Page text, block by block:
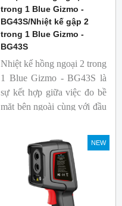
trong 1 Blue Gizmo -
BG43S/Nhiệt kế gập 2
trong 1 Blue Gizmo -
BG43S
Nhiệt kế hồng ngoại 2 trong
1 Blue Gizmo - BG43S là
sự kết hợp giữa việc đo bề
mặt bên ngoài cùng với đầu
Nhiệt kế thích hợp cho
ngành công nghiệp thực
NEW